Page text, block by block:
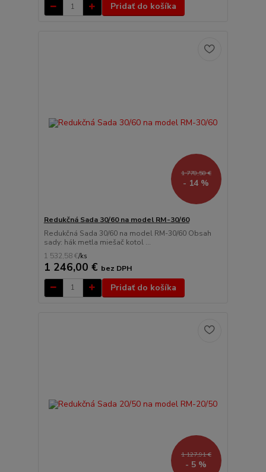
Pridať do košíka
1 778,58 €
- 14 %
Redukčná Sada 30/60 na model RM-30/60
Redukčná Sada 30/60 na model RM-30/60 Obsah
sady: hák metla miešač kotol ...
1 532,58 €/ks
1 246,00 € bez DPH
Pridať do košíka
1 127,91 €
- 5 %